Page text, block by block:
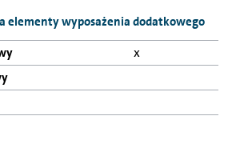
elementy wyposażenia dodatkowego
x